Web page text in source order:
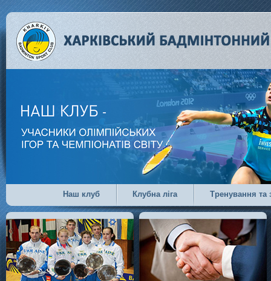
Наш клуб Клубна ліга Тренування та